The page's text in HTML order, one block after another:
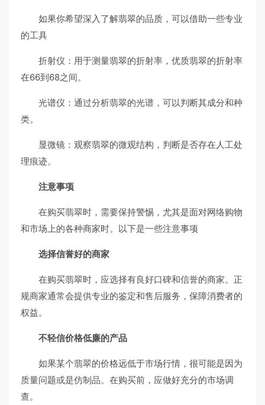
如果你希望深入了解翡翠的品质，可以借助一些专业
的工具
折射仪：用于测量翡翠的折射率，优质翡翠的折射率
在66到68之间。
光谱仪：通过分析翡翠的光谱，可以判断其成分和种
类。
显微镜：观察翡翠的微观结构，判断是否存在人工处
理痕迹。
注意事项
在购买翡翠时，需要保持警惕，尤其是面对网络购物
和市场上的各种商家时。以下是一些注意事项
选择信誉好的商家
在购买翡翠时，应选择有良好口碑和信誉的商家。正
规商家通常会提供专业的鉴定和售后服务，保障消费者的
权益。
不轻信价格低廉的产品
如果某个翡翠的价格远低于市场行情，很可能是因为
质量问题或是仿制品。在购买前，应做好充分的市场调
查。